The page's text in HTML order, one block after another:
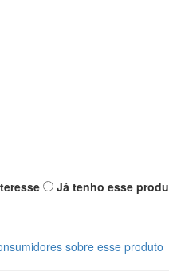
Já tenho esse
sobre esse produto